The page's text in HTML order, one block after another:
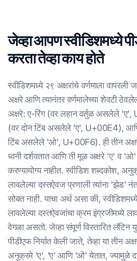
जेव्हा आपण स्वीडिशमध्ये
करता तेव्हा काय होते
स्वीडिशमध्ये २९ अक्षरांचे वर्णमाला वापरली
अक्षरे आणि त्यानंतर वर्णमालेच्या शेवटी
अक्षरे: ए-रिंग (वर लहान वर्तुळ असलेले
(वर दोन टिंब असलेले 'ए', U+00E4),
टिंब असलेले 'ओ', U+00F6). ही तीन
ध्वनी दर्शवतात आणि ती मूळ अक्षरे 'ए' व
करण्यायोग्य नाहीत. स्वीडिश शब्दकोश,
लावलेल्या दस्तऐवज प्रणाली त्यांना 'झेड'
सोबत नाही. याचा अर्थ असा की,
लावलेल्या दस्तऐवजांचा क्रम इंग्रजीमध्ये
वेगळा असतो. जेव्हा संपूर्ण विस्तारित लॅटिन
पीडीएफ निर्यात केली जाते, तेव्हा या तीन
अनुक्रमे 'ए', 'ए' आणि 'ओ' येतात, ज्यामुळे